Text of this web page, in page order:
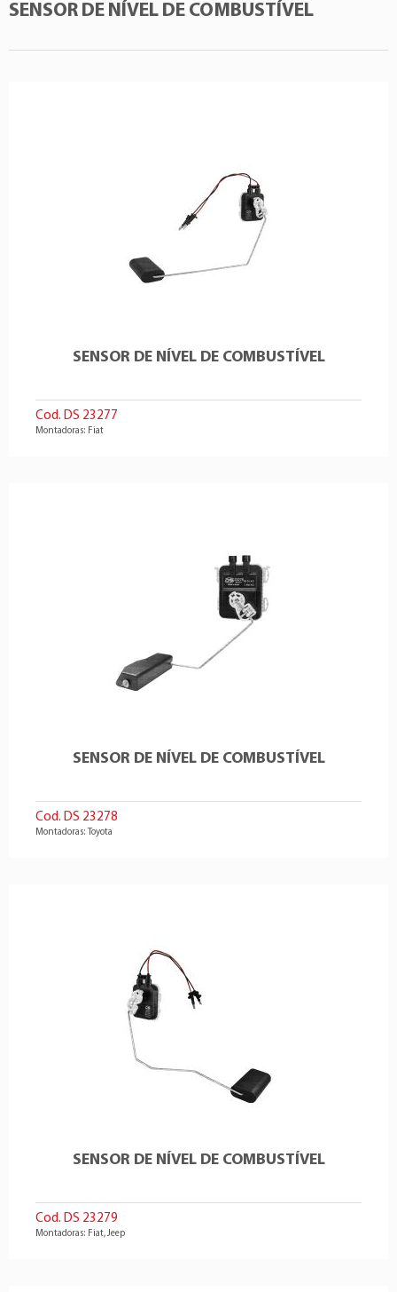
SENSOR DE NÍVEL DE COMBUSTÍVEL
SENSOR DE NÍVEL DE COMBUSTÍVEL
Cod. DS 23277
Montadoras: Fiat
SENSOR DE NÍVEL DE COMBUSTÍVEL
Cod. DS 23278
Montadoras: Toyota
SENSOR DE NÍVEL DE COMBUSTÍVEL
Cod. DS 23279
Montadoras: Fiat, Jeep